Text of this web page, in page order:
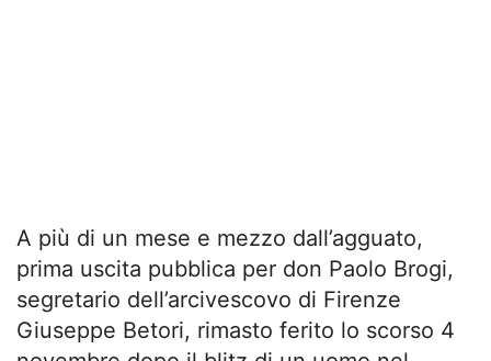
A più di un mese e mezzo dall’agguato,
prima uscita pubblica per don Paolo Brogi,
segretario dell’arcivescovo di Firenze
Giuseppe Betori, rimasto ferito lo scorso 4